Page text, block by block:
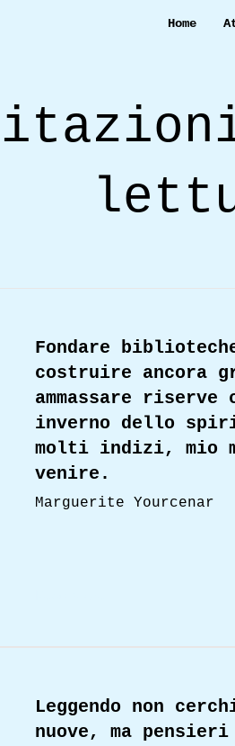
Home
Fondare
costruire ancora
ammassare riserve
inverno dello
molti indizi, mio
venire.
Marguerite Yourcenar
Leggendo non
nuove, ma